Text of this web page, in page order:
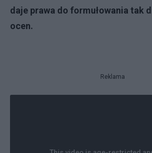
daje prawa do formułowania tak
ocen.
Reklama